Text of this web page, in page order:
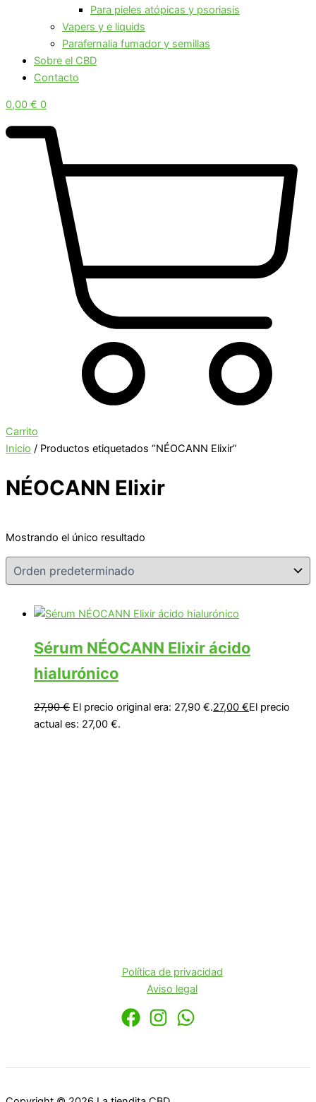
Para pieles atópicas y psoriasis
Vapers y e liquids
Parafernalia fumador y semillas
Sobre el CBD
Contacto
0,00 € 0
Carrito
Inicio / Productos etiquetados “NÉOCANN Elixir”
NÉOCANN Elixir
Mostrando el único resultado
Sérum NÉOCANN Elixir ácido
hialurónico
27,90€ El precio original era: 27,90 €.27,00 €El precio
actual es: 27,00 €.
Política de privacidad
Aviso legal